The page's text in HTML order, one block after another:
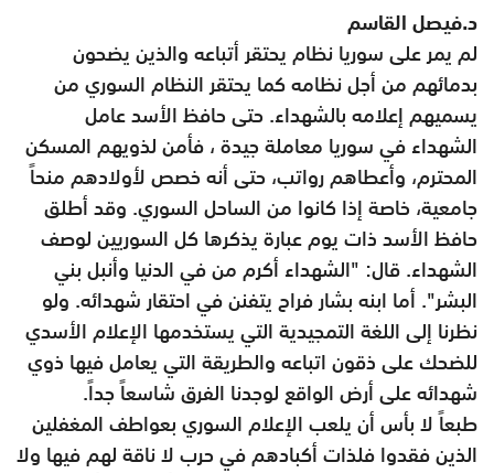
د.فيصل القاسم
لم يمر على سوريا نظام يحتقر أتباعه والذين يضحون
بدمائهم من أجل نظامه كما يحتقر النظام السوري من
يسميهم إعلامه بالشهداء. حتى حافظ الأسد عامل
الشهداء في سوريا معاملة جيدة ، فأمن لذويهم المسكن
المحترم، وأعطاهم رواتب، حتى أنه خصص لأولادهم منحاً
جامعية، خاصة إذا كانوا من الساحل السوري. وقد أطلق
حافظ الأسد ذات يوم عبارة يذكرها كل السوريين لوصف
الشهداء. قال: "الشهداء أكرم من في الدنيا وأنبل بني
البشر". أما ابنه بشار فراح يتفنن في احتقار شهدائه. ولو
نظرنا إلى اللغة التمجيدية التي يستخدمها الإعلام الأسدي
للضحك على ذقون اتباعه والطريقة التي يعامل فيها ذوي
شهدائه على أرض الواقع لوجدنا الفرق شاسعاً جداً.
طبعاً لا بأس أن يلعب الإعلام السوري بعواطف المغفلين
الذين فقدوا فلذات أكبادهم في حرب لا ناقة لهم فيها ولا